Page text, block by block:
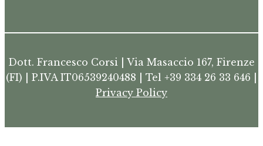
Dott. Francesco Corsi | Via Masaccio 167, Firenze
(FI) | P.IVA IT06539240488 | Tel +39 334 26 33 646 |
Privacy Policy